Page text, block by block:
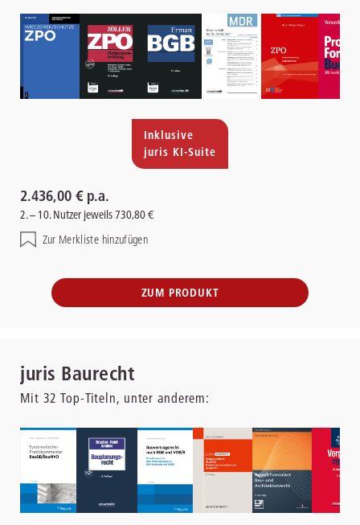
Inklusive
juris KI-Suite
2.436,00 € p.a.
2. – 10. Nutzer jeweils 730,80 €
Zur Merkliste hinzufügen
ZUM PRODUKT
juris Baurecht
Mit 32 Top-Titeln, unter anderem: